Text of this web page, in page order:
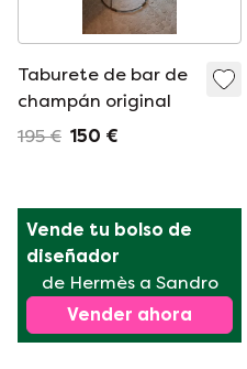
Taburete de bar de
champán original
195 € 150 €
Vende tu bolso de
diseñador
de Hermès a Sandro
Vender ahora